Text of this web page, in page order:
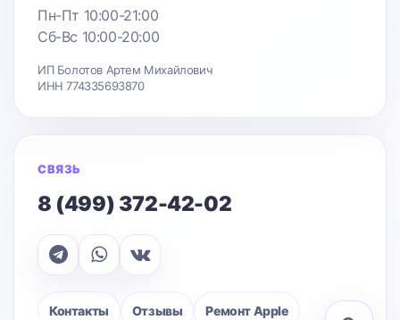
Пн-Пт 10:00-21:00
Сб-Вс 10:00-20:00
ИП Болотов Артем Михайлович
ИНН 774335693870
СВЯЗЬ
8 (499) 372-42-02
Контакты Отзывы Ремонт Apple